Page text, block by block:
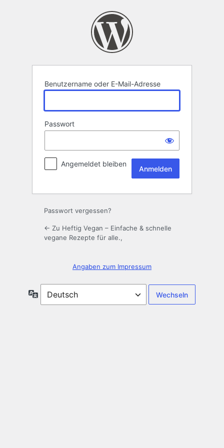
Benutzername oder E-Mail-Adresse
Passwort
Angemeldet bleiben
Passwort vergessen?
← Zu Heftig Vegan – Einfache & schnelle
vegane Rezepte für alle.,
Angaben zum Impressum​
Sprache